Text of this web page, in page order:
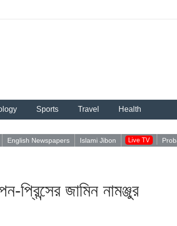
Sports Travel Health
English Newspapers Islami Jibon Live TV
জামিন নামঞ্জুর